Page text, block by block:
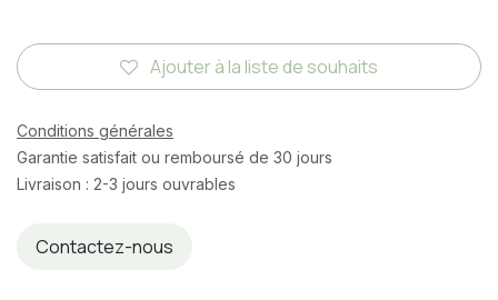
Ajouter à la liste de souhaits
Conditions générales
Garantie satisfait ou remboursé de 30 jours
Livraison : 2-3 jours ouvrables
Contactez-nous